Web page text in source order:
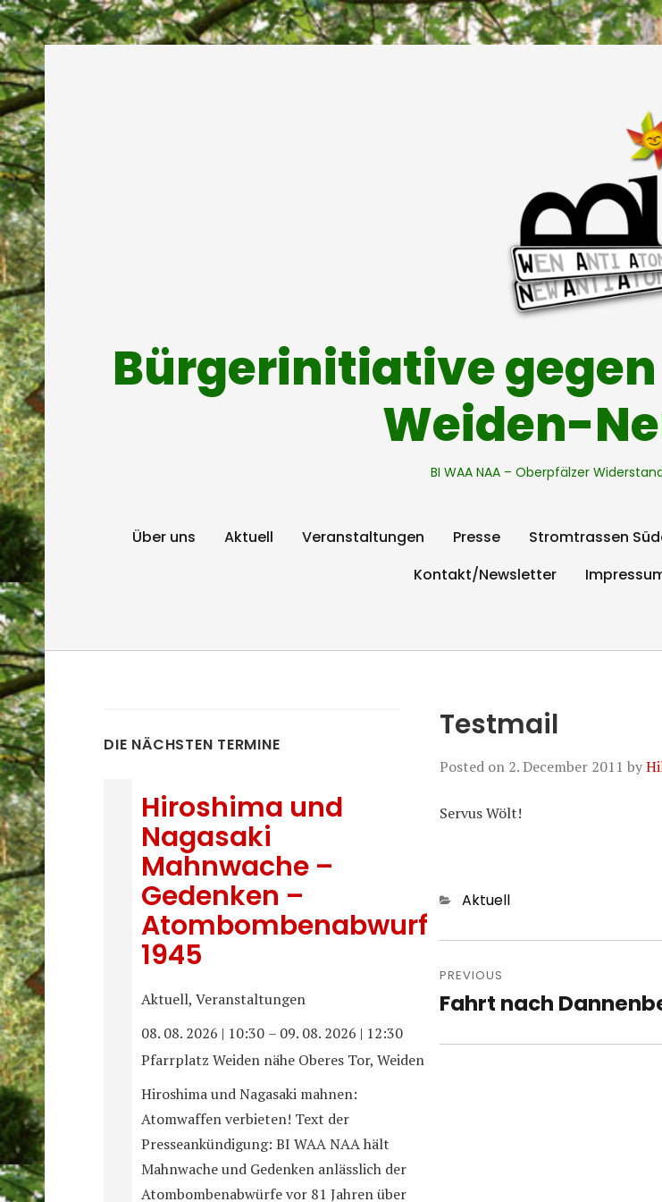
Bürgerinitiative
Weiden-
BI WAA NAA – Oberpfälzer
Über uns Aktuell Veranstaltungen Presse Stromtrassen
Kontakt/Newsletter
Testmail
Posted on 2. December 2011 by
Servus Wölt!
Categories
Aktuell
Post
navigation
PREVIOUS
Previous
Fahrt nach
DIE NÄCHSTEN TERMINE
Hiroshima und
Nagasaki
Mahnwache –
Gedenken –
Atombombenabwurf
1945
Aktuell, Veranstaltungen
08. 08. 2026 | 10:30 – 09. 08. 2026 | 12:30
Pfarrplatz Weiden nähe Oberes Tor, Weiden
Hiroshima und Nagasaki mahnen:
Atomwaffen verbieten! Text der
Presseankündigung: BI WAA NAA hält
Mahnwache und Gedenken anlässlich der
Atombombenabwürfe vor 81 Jahren über